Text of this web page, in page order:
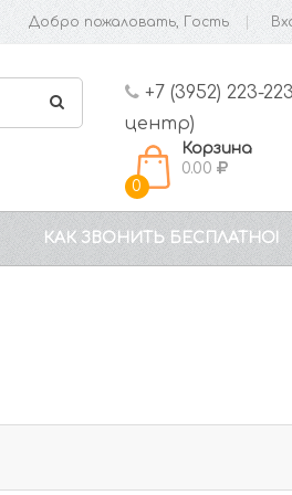
Добро пожаловать, Гость
+7 (3952) 223-
центр)
0
Корзина
0.00
КАК ЗВОНИТЬ БЕСПЛАТНО!